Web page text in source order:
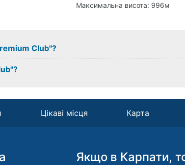
Максимальна висота: 996м
Club"?
Цікаві місця Карта
Якщо в Карпати,